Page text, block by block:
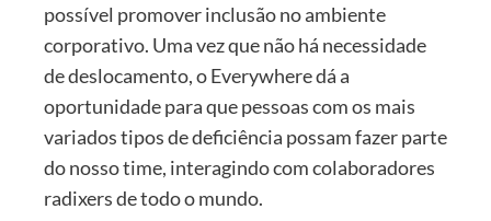
possível promover inclusão no ambiente
corporativo. Uma vez que não há necessidade
de deslocamento, o Everywhere dá a
oportunidade para que pessoas com os mais
variados tipos de deficiência possam fazer parte
do nosso time, interagindo com colaboradores
radixers de todo o mundo.